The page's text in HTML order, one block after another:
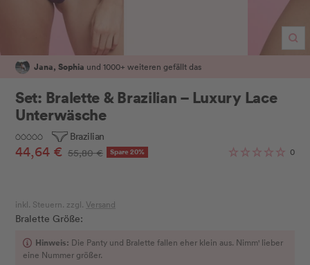
Jana, Sophia und 1000+ weiteren gefällt das
Set: Bralette & Brazilian – Luxury Lace
Unterwäsche
Brazilian
Angebotspreis
44,64 € Regulärer
55,80 € Spare 20% 0
inkl. Steuern. zzgl. Versand
Bralette Größe:
Hinweis: Die Panty und Bralette fallen eher klein aus. Nimm' lieber
eine Nummer größer.